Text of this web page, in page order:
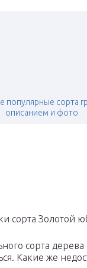
популярные сорта
описанием и фото
сорта Золотой
сорта
Какие же